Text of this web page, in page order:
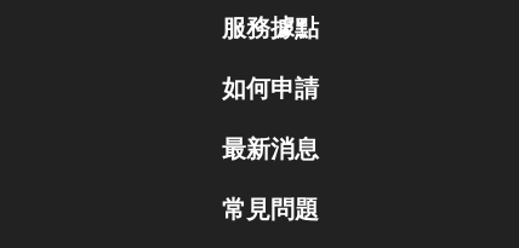
服務據點
如何申請
最新消息
常見問題